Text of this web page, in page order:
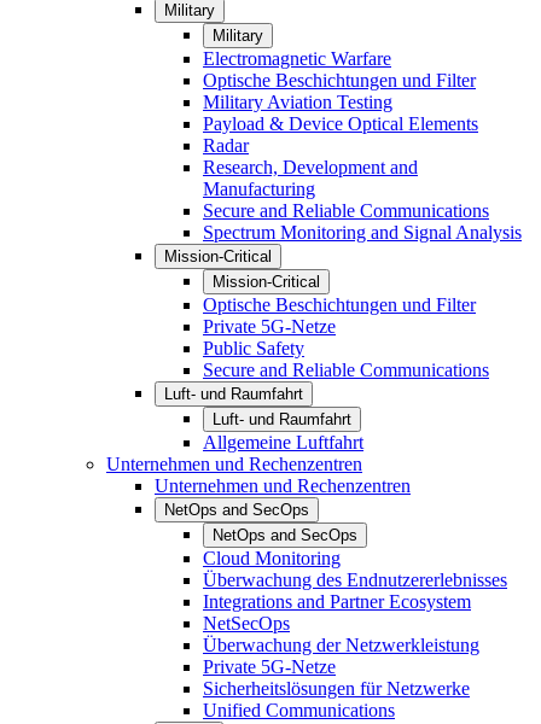
Military
Military
Electromagnetic Warfare
Optische Beschichtungen und Filter
Military Aviation Testing
Payload & Device Optical Elements
Radar
Research, Development and
Manufacturing
Secure and Reliable Communications
Spectrum Monitoring and Signal Analysis
Mission-Critical
Mission-Critical
Optische Beschichtungen und Filter
Private 5G-Netze
Public Safety
Secure and Reliable Communications
Luft- und Raumfahrt
Luft- und Raumfahrt
Allgemeine Luftfahrt
Unternehmen und Rechenzentren
Unternehmen und Rechenzentren
NetOps and SecOps
NetOps and SecOps
Cloud Monitoring
Überwachung des Endnutzererlebnisses
Integrations and Partner Ecosystem
NetSecOps
Überwachung der Netzwerkleistung
Private 5G-Netze
Sicherheitslösungen für Netzwerke
Unified Communications